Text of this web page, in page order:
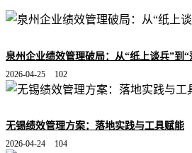
泉州企业绩效管理破局：从“纸上谈兵”到“
2026-04-25 102
无锡绩效管理方案：落地实践与工具赋能
2026-04-24 104